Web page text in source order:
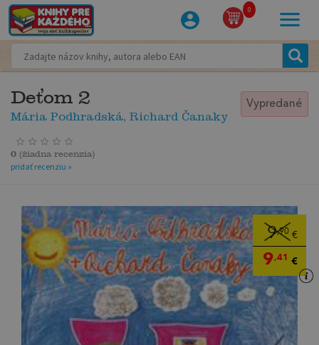
0
Deťom 2
Mária Podhradská, Richard Čanaky
Vypredané
0 (žiadna recenzia)
pridať recenziu »
9,90 €
9,41 €